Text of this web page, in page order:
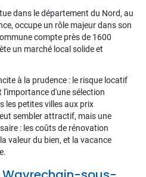
dans le département du Nord, au
occupe un rôle majeur dans son
compte près de 1600
un marché local solide et
à la prudence : le risque locatif
l'importance d'une sélection
les petites villes aux prix
sembler attractif, mais une
: les coûts de rénovation
valeur du bien, et la vacance